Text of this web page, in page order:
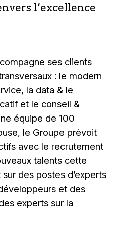
l’excellence
ses clients
: le modern
la data & le
et le conseil &
équipe de 100
le Groupe prévoit
avec le recrutement
talents cette
des postes d’experts
et des
experts sur la